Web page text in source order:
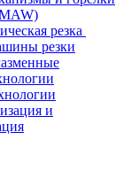
резка
резки
и